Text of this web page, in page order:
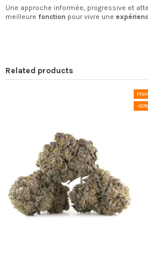
Une approche informée, progressive et
meilleure fonction pour vivre une
Related products
-50%